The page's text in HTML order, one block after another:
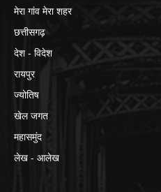
मेरा गांव मेरा शहर
छत्तीसगढ़
देश - विदेश
रायपुर
ज्योतिष
खेल जगत
महासमुंद
लेख - आलेख